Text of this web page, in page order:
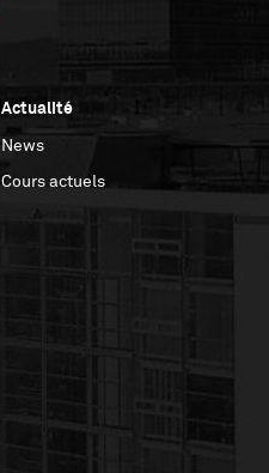
Actualité
News
Cours actuels